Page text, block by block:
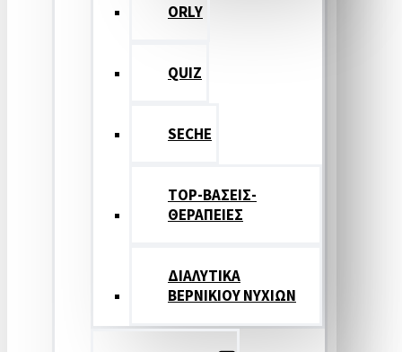
ORLY
QUIZ
SECHE
TOP-ΒΑΣΕΙΣ-
ΘΕΡΑΠΕΙΕΣ
ΔΙΑΛΥΤΙΚΑ
ΒΕΡΝΙΚΙΟΥ ΝΥΧΙΩΝ